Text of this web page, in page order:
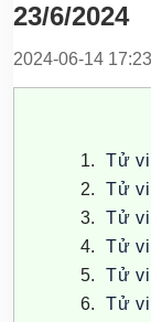
23/6/2024
2024-06-14
Tử
Tử
Tử
Tử
Tử
Tử